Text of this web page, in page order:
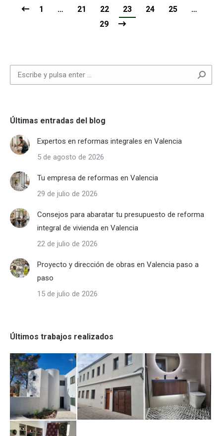
1 … 21 22 23 24 25
…
29
Buscar:
Últimas entradas del blog
Expertos en reformas integrales en Valencia
5 de agosto de 2026
Tu empresa de reformas en Valencia
29 de julio de 2026
Consejos para abaratar tu presupuesto de reforma
integral de vivienda en Valencia
22 de julio de 2026
Proyecto y dirección de obras en Valencia paso a
paso
15 de julio de 2026
Últimos trabajos realizados